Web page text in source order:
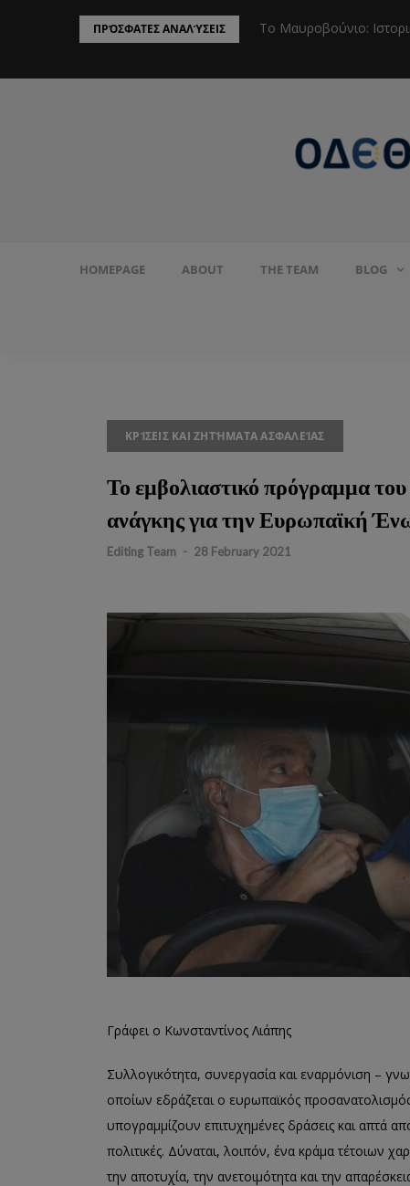
ΠΡΌΣΦΑΤΕΣ ΑΝΑΛΎΣΕΙΣ
Προστασία του Πληθυσμού από το Το Μαυροβούνιο:
HOMEPAGE ABOUT THE TEAM BLOG
ΚΡΊΣΕΙΣ ΚΑΙ ΖΗΤΉΜΑΤΑ ΑΣΦΑΛΕΊΑΣ
Το εμβολιαστικό πρόγραμμα
ανάγκης για την Ευρωπαϊκή
Editing Team - 28 February 2021
Γράφει ο Κωνσταντίνος Λιάπης
Συλλογικότητα, συνεργασία και εναρμόνιση –
οποίων εδράζεται ο ευρωπαϊκός
υπογραμμίζουν επιτυχημένες δράσεις και απτά
πολιτικές. Δύναται, λοιπόν, ένα κράμα τέτοιων
την αποτυχία, την ανετοιμότητα και την